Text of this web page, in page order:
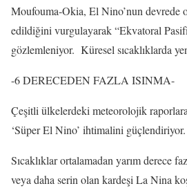
Moufouma‑Okia, El Nino’nun devrede
edildiğini vurgulayarak “Ekvatoral
gözlemleniyor. Küresel sıcaklıklarda
-6 DERECEDEN FAZLA ISINMA-
Çeşitli ülkelerdeki meteorolojik raporlara
‘Süper El Nino’ ihtimalini güçlendiriyor.
Sıcaklıklar ortalamadan yarım derece
veya daha serin olan kardeşi La Nina